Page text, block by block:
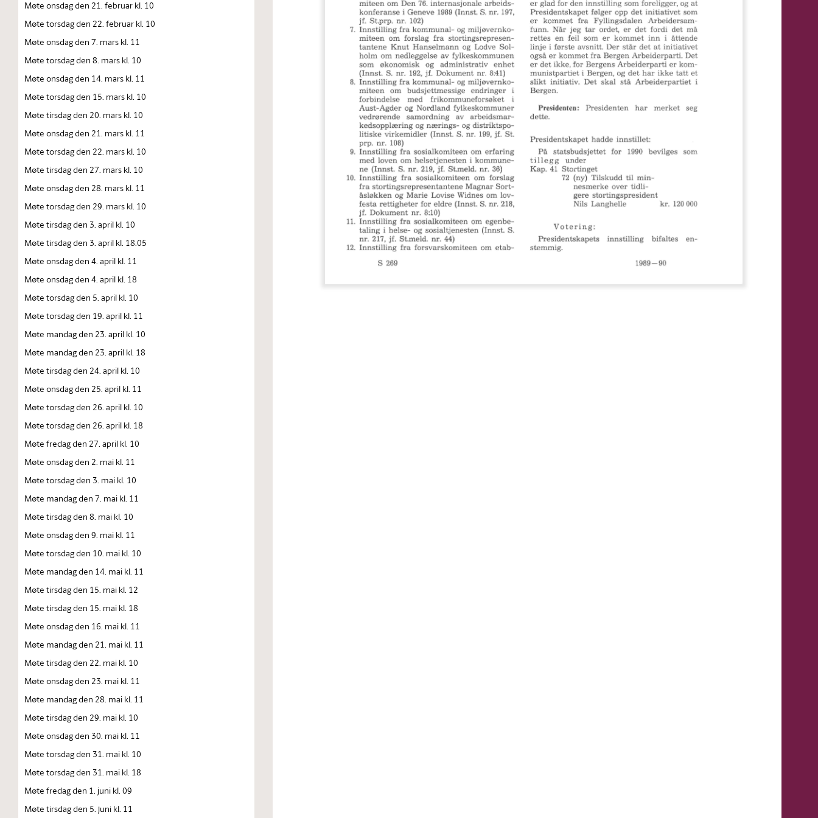
Møte onsdag den 21. februar kl. 10
Møte torsdag den 22. februar kl. 10
Møte onsdag den 7. mars kl. 11
Møte torsdag den 8. mars kl. 10
Møte onsdag den 14. mars kl. 11
Møte torsdag den 15. mars kl. 10
Møte tirsdag den 20. mars kl. 10
Møte onsdag den 21. mars kl. 11
Møte torsdag den 22. mars kl. 10
Møte tirsdag den 27. mars kl. 10
Møte onsdag den 28. mars kl. 11
Møte torsdag den 29. mars kl. 10
Møte tirsdag den 3. april kl. 10
Møte tirsdag den 3. april kl. 18.05
Møte onsdag den 4. april kl. 11
Møte onsdag den 4. april kl. 18
Møte torsdag den 5. april kl. 10
Møte torsdag den 19. april kl. 11
Møte mandag den 23. april kl. 10
Møte mandag den 23. april kl. 18
Møte tirsdag den 24. april kl. 10
Møte onsdag den 25. april kl. 11
Møte torsdag den 26. april kl. 10
Møte torsdag den 26. april kl. 18
Møte fredag den 27. april kl. 10
Møte onsdag den 2. mai kl. 11
Møte torsdag den 3. mai kl. 10
Møte mandag den 7. mai kl. 11
Møte tirsdag den 8. mai kl. 10
Møte onsdag den 9. mai kl. 11
Møte torsdag den 10. mai kl. 10
Møte mandag den 14. mai kl. 11
Møte tirsdag den 15. mai kl. 12
Møte tirsdag den 15. mai kl. 18
Møte onsdag den 16. mai kl. 11
Møte mandag den 21. mai kl. 11
Møte tirsdag den 22. mai kl. 10
Møte onsdag den 23. mai kl. 11
Møte mandag den 28. mai kl. 11
Møte tirsdag den 29. mai kl. 10
Møte onsdag den 30. mai kl. 11
Møte torsdag den 31. mai kl. 10
Møte torsdag den 31. mai kl. 18
Møte fredag den 1. juni kl. 09
Møte tirsdag den 5. juni kl. 11